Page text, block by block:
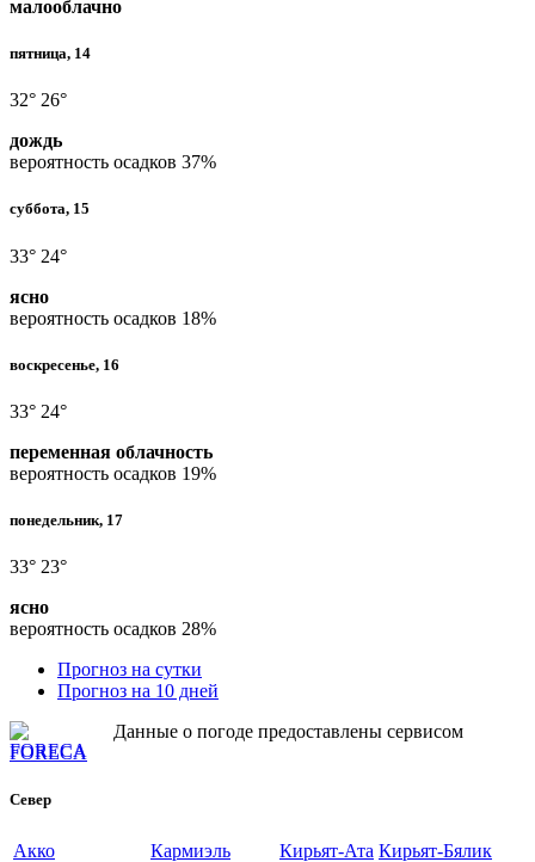
малооблачно
пятница, 14
32° 26°
дождь
вероятность осадков 37%
суббота, 15
33° 24°
ясно
вероятность осадков 18%
воскресенье, 16
33° 24°
переменная облачность
вероятность осадков 19%
понедельник, 17
33° 23°
ясно
вероятность осадков 28%
Прогноз на сутки
Прогноз на 10 дней
Данные о погоде предоставлены сервисом
FORECA
Север
Акко Кармиэль Кирьят-Ата Кирьят-Бялик